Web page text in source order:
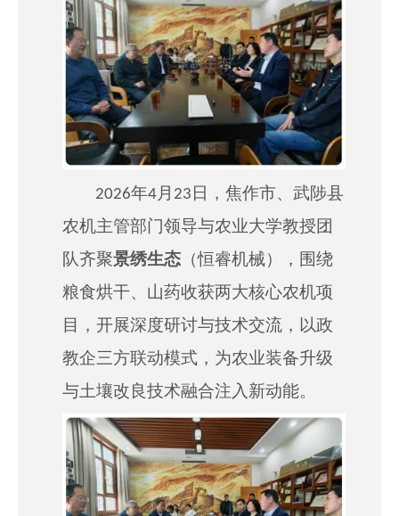
2026年4月23日
，焦作市、武陟县
农机主管部门领导与农业大学教授团
队齐聚景绣生态 （恒睿机械），围绕
粮食烘干、山药收获两大核心农机项
目，开展深度研讨与技术交流，以政
教企三方联动模式，为农业装备升级
与土壤改良技术融合注入新动能。